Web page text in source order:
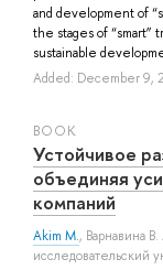
and development of
the stages of “smart”
sustainable
Added: December 9,
BOOK
Устойчивое
объединяя
компаний
Akim M., Варнавина В.
исследовательский